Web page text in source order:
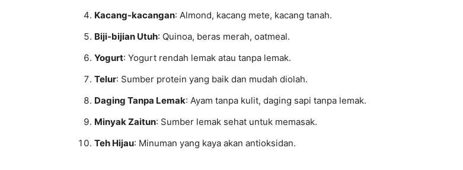
Kacang-kacangan: Almond, kacang mete, kacang tanah.
Biji-bijian Utuh: Quinoa, beras merah, oatmeal.
Yogurt: Yogurt rendah lemak atau tanpa lemak.
Telur: Sumber protein yang baik dan mudah diolah.
Daging Tanpa Lemak: Ayam tanpa kulit, daging sapi tanpa lemak.
Minyak Zaitun: Sumber lemak sehat untuk memasak.
Teh Hijau: Minuman yang kaya akan antioksidan.